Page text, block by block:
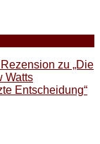
zu „Die
Watts
Entscheidung“